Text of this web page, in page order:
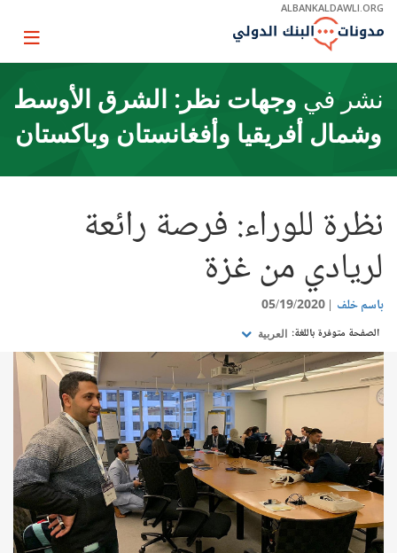
Skip
Main
ALBANKALDAWLI.ORG
Page
نشر في وجهات نظر: الشرق الأوسط
وشمال أفريقيا وأفغانستان وباكستان
نظرة للوراء: فرصة رائعة
لريادي من غزة
باسم خلف 05/19/2020
الصفحة متوفرة باللغة: العربية